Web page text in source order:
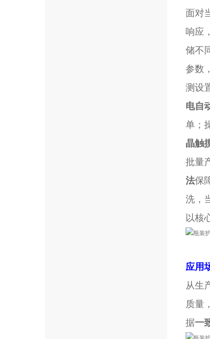
面对
响应
储不
参数
测设
电自
单；
晶触
批量
法保
洗，
以核
应用
从生
质量
据一